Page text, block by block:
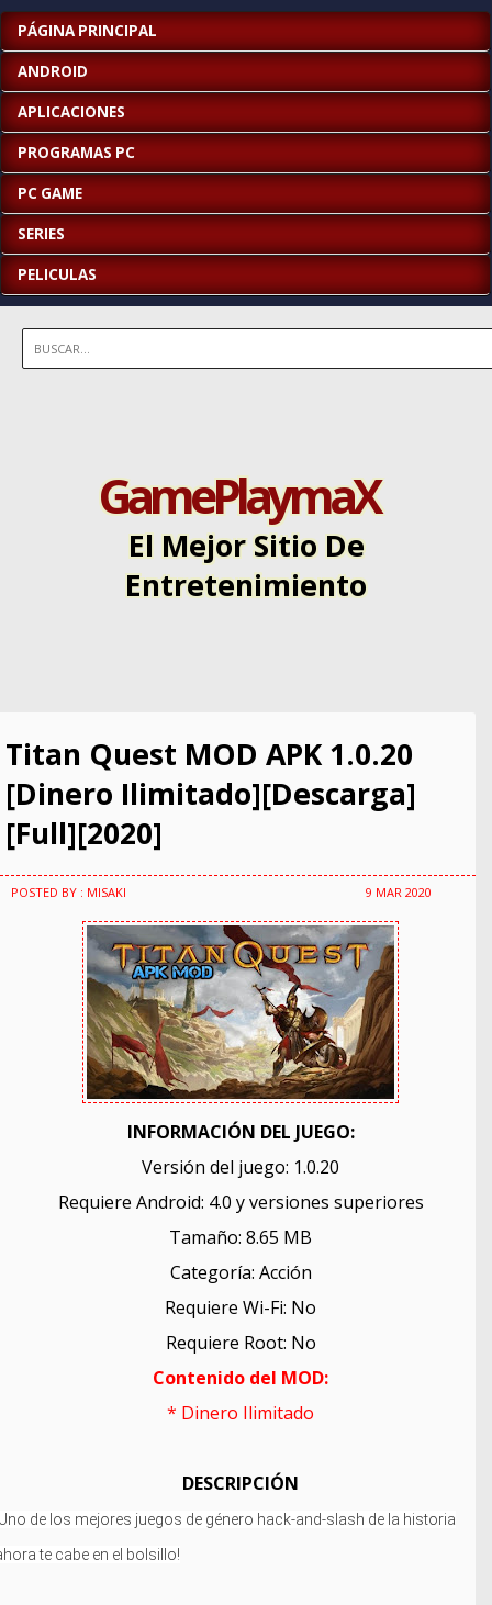
PÁGINA PRINCIPAL
ANDROID
APLICACIONES
PROGRAMAS PC
PC GAME
SERIES
PELICULAS
GamePlaymaX
El Mejor Sitio De
Entretenimiento
Titan Quest MOD APK 1.0.20
[Dinero Ilimitado][Descarga]
[Full][2020]
POSTED BY : MISAKI 9 MAR 2020
INFORMACIÓN DEL JUEGO:
Versión del juego: 1.0.20
Requiere Android: 4.0 y versiones superiores
Tamaño: 8.65 MB
Categoría: Acción
Requiere Wi-Fi: No
Requiere Root: No
Contenido del MOD:
* Dinero Ilimitado
DESCRIPCIÓN
de los mejores juegos de género hack-and-slash de la historia
te cabe en el bolsillo!